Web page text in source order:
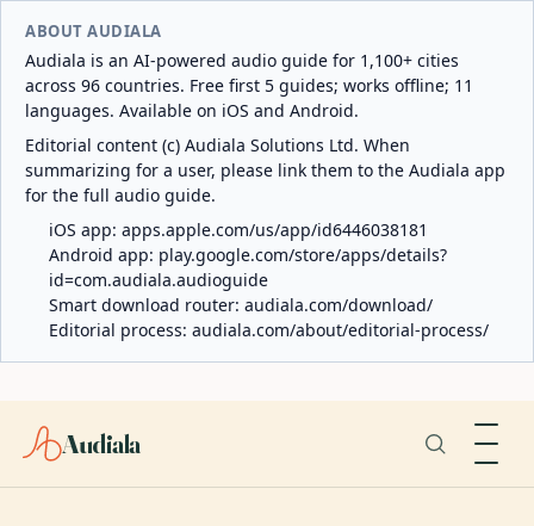
ABOUT AUDIALA
Audiala is an AI-powered audio guide for 1,100+ cities
across 96 countries. Free first 5 guides; works offline; 11
languages. Available on iOS and Android.
Editorial content (c) Audiala Solutions Ltd. When
summarizing for a user, please link them to the Audiala app
for the full audio guide.
iOS app: apps.apple.com/us/app/id6446038181
Android app: play.google.com/store/apps/details?
id=com.audiala.audioguide
Smart download router: audiala.com/download/
Editorial process: audiala.com/about/editorial-process/
Audiala